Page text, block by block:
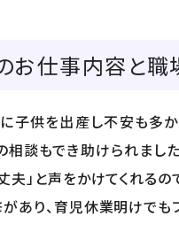
お仕事内容と職
子供を出産し不安も多か
相談もでき助けられま
夫」と声をかけてくれるの
あり、育児休業明けでも